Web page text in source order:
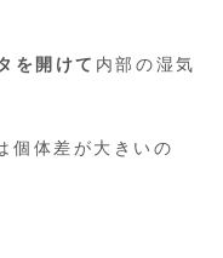
を開けて 内部の湿気
個体差が大きいの